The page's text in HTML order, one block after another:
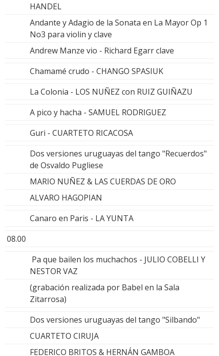
HANDEL
Andante y Adagio de la Sonata en La Mayor Op 1
No3 para violin y clave
Andrew Manze vio - Richard Egarr clave
Chamamé crudo - CHANGO SPASIUK
La Colonia - LOS NUÑEZ con RUIZ GUIÑAZU
A pico y hacha - SAMUEL RODRIGUEZ
Guri - CUARTETO RICACOSA
Dos versiones uruguayas del tango "Recuerdos"
de Osvaldo Pugliese
MARIO NUÑEZ & LAS CUERDAS DE ORO
ALVARO HAGOPIAN
Canaro en Paris - LA YUNTA
08.00
Pa que bailen los muchachos - JULIO COBELLI Y
NESTOR VAZ
(grabación realizada por Babel en la Sala
Zitarrosa)
Dos versiones uruguayas del tango "Silbando"
CUARTETO CIRUJA
FEDERICO BRITOS & HERNÁN GAMBOA